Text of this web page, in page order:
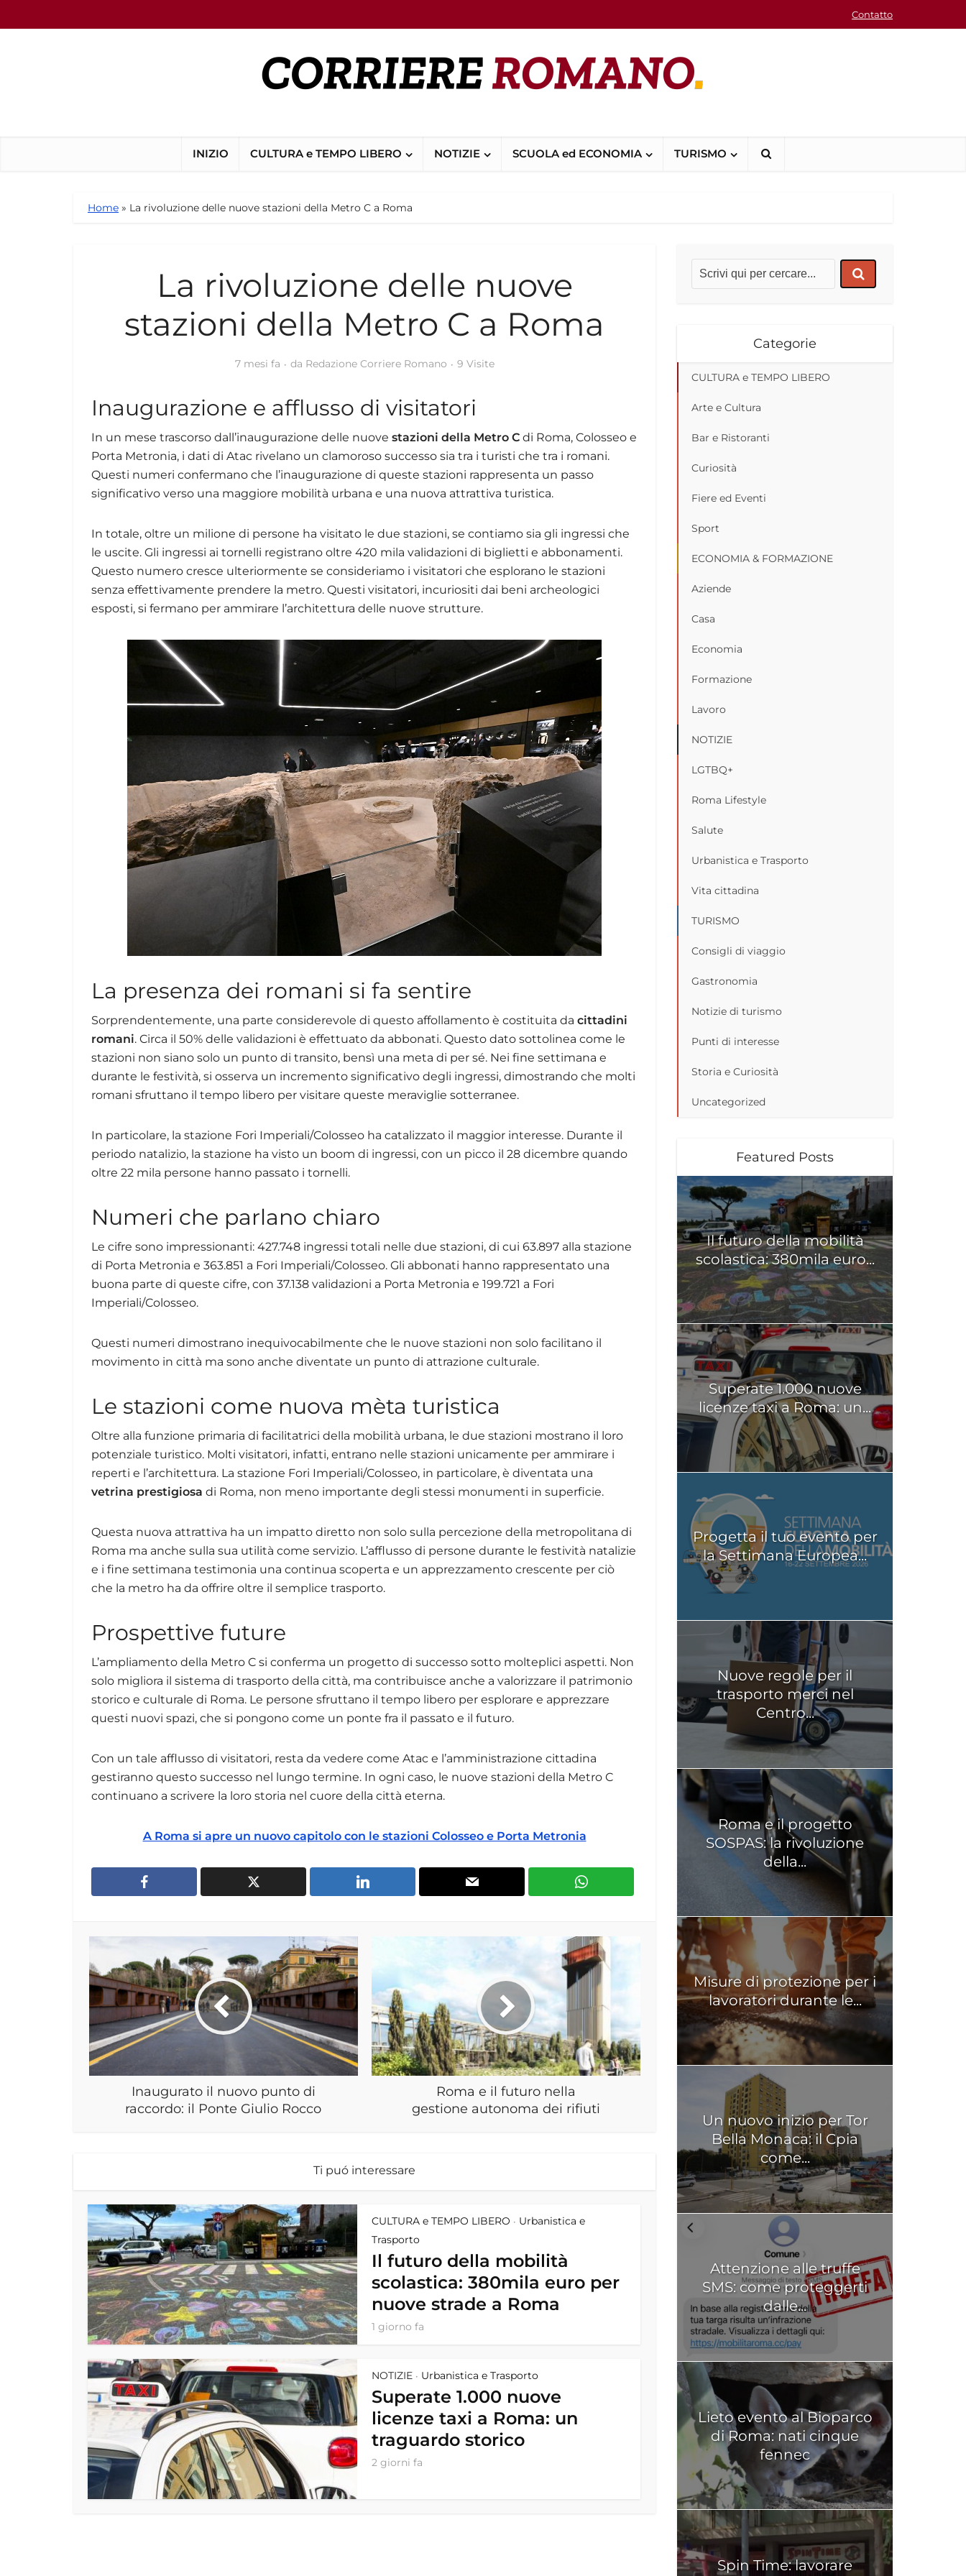
Contatto
INIZIO CULTURA e TEMPO LIBERO NOTIZIE SCUOLA ed ECONOMIA TURISMO
Home » La rivoluzione delle nuove stazioni della Metro C a Roma
La rivoluzione delle nuove
stazioni della Metro C a Roma
7 mesi fa da Redazione Corriere Romano 9 Visite
Inaugurazione e afflusso di visitatori
In un mese trascorso dall’inaugurazione delle nuove stazioni della Metro C di Roma, Colosseo e
Porta Metronia, i dati di Atac rivelano un clamoroso successo sia tra i turisti che tra i romani.
Questi numeri confermano che l’inaugurazione di queste stazioni rappresenta un passo
significativo verso una maggiore mobilità urbana e una nuova attrattiva turistica.
In totale, oltre un milione di persone ha visitato le due stazioni, se contiamo sia gli ingressi che
le uscite. Gli ingressi ai tornelli registrano oltre 420 mila validazioni di biglietti e abbonamenti.
Questo numero cresce ulteriormente se consideriamo i visitatori che esplorano le stazioni
senza effettivamente prendere la metro. Questi visitatori, incuriositi dai beni archeologici
esposti, si fermano per ammirare l’architettura delle nuove strutture.
La presenza dei romani si fa sentire
Sorprendentemente, una parte considerevole di questo affollamento è costituita da cittadini
romani. Circa il 50% delle validazioni è effettuato da abbonati. Questo dato sottolinea come le
stazioni non siano solo un punto di transito, bensì una meta di per sé. Nei fine settimana e
durante le festività, si osserva un incremento significativo degli ingressi, dimostrando che molti
romani sfruttano il tempo libero per visitare queste meraviglie sotterranee.
In particolare, la stazione Fori Imperiali/Colosseo ha catalizzato il maggior interesse. Durante il
periodo natalizio, la stazione ha visto un boom di ingressi, con un picco il 28 dicembre quando
oltre 22 mila persone hanno passato i tornelli.
Numeri che parlano chiaro
Le cifre sono impressionanti: 427.748 ingressi totali nelle due stazioni, di cui 63.897 alla stazione
di Porta Metronia e 363.851 a Fori Imperiali/Colosseo. Gli abbonati hanno rappresentato una
buona parte di queste cifre, con 37.138 validazioni a Porta Metronia e 199.721 a Fori
Imperiali/Colosseo.
Questi numeri dimostrano inequivocabilmente che le nuove stazioni non solo facilitano il
movimento in città ma sono anche diventate un punto di attrazione culturale.
Le stazioni come nuova mèta turistica
Oltre alla funzione primaria di facilitatrici della mobilità urbana, le due stazioni mostrano il loro
potenziale turistico. Molti visitatori, infatti, entrano nelle stazioni unicamente per ammirare i
reperti e l’architettura. La stazione Fori Imperiali/Colosseo, in particolare, è diventata una
vetrina prestigiosa di Roma, non meno importante degli stessi monumenti in superficie.
Questa nuova attrattiva ha un impatto diretto non solo sulla percezione della metropolitana di
Roma ma anche sulla sua utilità come servizio. L’afflusso di persone durante le festività natalizie
e i fine settimana testimonia una continua scoperta e un apprezzamento crescente per ciò
che la metro ha da offrire oltre il semplice trasporto.
Prospettive future
L’ampliamento della Metro C si conferma un progetto di successo sotto molteplici aspetti. Non
solo migliora il sistema di trasporto della città, ma contribuisce anche a valorizzare il patrimonio
storico e culturale di Roma. Le persone sfruttano il tempo libero per esplorare e apprezzare
questi nuovi spazi, che si pongono come un ponte fra il passato e il futuro.
Con un tale afflusso di visitatori, resta da vedere come Atac e l’amministrazione cittadina
gestiranno questo successo nel lungo termine. In ogni caso, le nuove stazioni della Metro C
continuano a scrivere la loro storia nel cuore della città eterna.
A Roma si apre un nuovo capitolo con le stazioni Colosseo e Porta Metronia
Inaugurato il nuovo punto di
raccordo: il Ponte Giulio Rocco
Roma e il futuro nella
gestione autonoma dei rifiuti
Ti puó interessare
CULTURA e TEMPO LIBERO • Urbanistica e
Trasporto
Il futuro della mobilità
scolastica: 380mila euro per
nuove strade a Roma
1 giorno fa
NOTIZIE • Urbanistica e Trasporto
Superate 1.000 nuove
licenze taxi a Roma: un
traguardo storico
2 giorni fa
Categorie
CULTURA e TEMPO LIBERO
Arte e Cultura
Bar e Ristoranti
Curiosità
Fiere ed Eventi
Sport
ECONOMIA & FORMAZIONE
Aziende
Casa
Economia
Formazione
Lavoro
NOTIZIE
LGTBQ+
Roma Lifestyle
Salute
Urbanistica e Trasporto
Vita cittadina
TURISMO
Consigli di viaggio
Gastronomia
Notizie di turismo
Punti di interesse
Storia e Curiosità
Uncategorized
Featured Posts
Il futuro della mobilità
scolastica: 380mila euro...
Superate 1.000 nuove
licenze taxi a Roma: un...
Progetta il tuo evento per
la Settimana Europea...
Nuove regole per il
trasporto merci nel
Centro...
Roma e il progetto
SOSPAS: la rivoluzione
della...
Misure di protezione per i
lavoratori durante le...
Un nuovo inizio per Tor
Bella Monaca: il Cpia
come...
Attenzione alle truffe
SMS: come proteggerti
dalle...
Lieto evento al Bioparco
di Roma: nati cinque
fennec
Spin Time: lavorare